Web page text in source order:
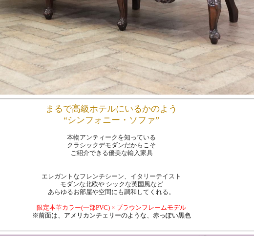
まるで高級ホテルにいるかのよう
“シンフォニー・ソファ”
本物アンティークを知っている
クラシックデモダンだからこそ
ご紹介できる優美な輸入家具
エレガントなフレンチシーン、イタリーテイスト
モダンな北欧や シックな英国風など
あらゆるお部屋や空間にも調和してくれる。
限定本革カラー(一部PVC) × ブラウンフレームモデル
※前面は、アメリカンチェリーのような、赤っぽい黒色